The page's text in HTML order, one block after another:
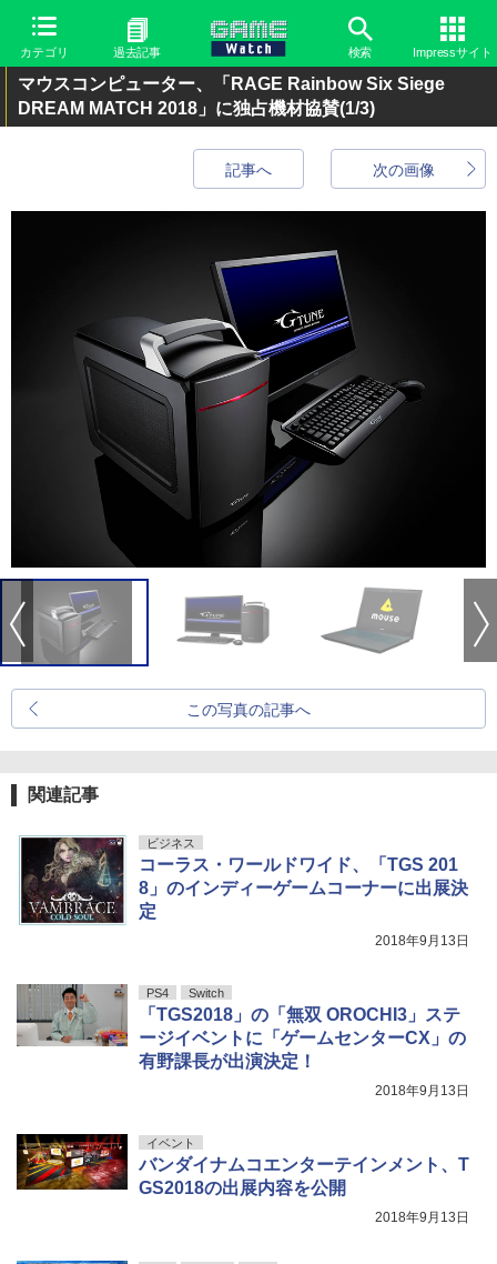
カテゴリ 過去記事 検索 Impressサイト
マウスコンピューター、「RAGE Rainbow Six Siege
DREAM MATCH 2018」に独占機材協賛(1/3)
次の画像
記事へ
この写真の記事へ
関連記事
ビジネス
コーラス・ワールドワイド、「TGS 201
8」のインディーゲームコーナーに出展決
定
2018年9月13日
PS4 Switch
「TGS2018」の「無双 OROCHI3」ステ
ージイベントに「ゲームセンターCX」の
有野課長が出演決定！
2018年9月13日
イベント
バンダイナムコエンターテインメント、T
GS2018の出展内容を公開
2018年9月13日